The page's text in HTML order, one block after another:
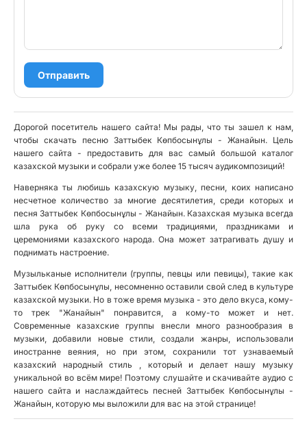
Отправить
Дорогой посетитель нашего сайта! Мы рады, что ты зашел к нам,
чтобы скачать песню Заттыбек Көпбосынұлы - Жанайын. Цель
нашего сайта - предоставить для вас самый большой каталог
казахской музыки и собрали уже более 15 тысяч аудикомпозиций!
Наверняка ты любишь казахскую музыку, песни, коих написано
несчетное количество за многие десятилетия, среди которых и
песня Заттыбек Көпбосынұлы - Жанайын. Казахская музыка всегда
шла рука об руку со всеми традициями, праздниками и
церемониями казахского народа. Она может затрагивать душу и
поднимать настроение.
Музыльканые исполнители (группы, певцы или певицы), такие как
Заттыбек Көпбосынұлы, несомненно оставили свой след в культуре
казахской музыки. Но в тоже время музыка - это дело вкуса, кому-
то трек "Жанайын" понравится, а кому-то может и нет.
Современные казахские группы внесли много разнообразия в
музыки, добавили новые стили, создали жанры, использовали
иностранне веяния, но при этом, сохранили тот узнаваемый
казахский народный стиль , который и делает нашу музыку
уникальной во всём мире! Поэтому слушайте и скачивайте аудио с
нашего сайта и наслаждайтесь песней Заттыбек Көпбосынұлы -
Жанайын, которую мы выложили для вас на этой странице!